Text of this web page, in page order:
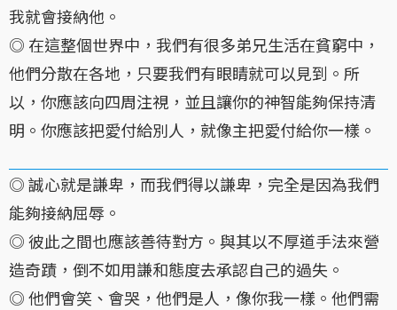
我就會接納他。
◎ 在這整個世界中，我們有很多弟兄生活在貧窮中，
他們分散在各地，只要我們有眼睛就可以見到。所
以，你應該向四周注視，並且讓你的神智能夠保持清
明。你應該把愛付給別人，就像主把愛付給你一樣。
◎ 誠心就是謙卑，而我們得以謙卑，完全是因為我們
能夠接納屈辱。
◎ 彼此之間也應該善待對方。與其以不厚道手法來營
造奇蹟，倒不如用謙和態度去承認自己的過失。
◎ 他們會笑、會哭，他們是人，像你我一樣。他們需